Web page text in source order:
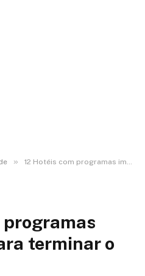
» 12 Hotéis com programas imperdíveis para terminar o ano
programas
terminar o